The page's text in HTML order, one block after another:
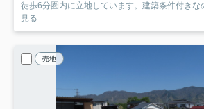
徒歩6分圏内に立地しています。建築条件付きな
見る
売地